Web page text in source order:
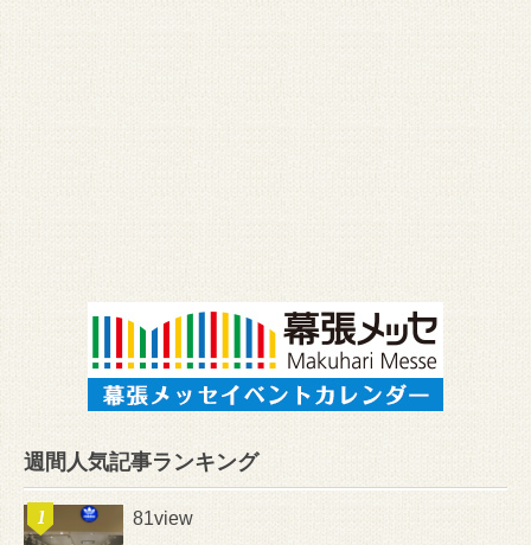
週間人気記事ランキング
81view